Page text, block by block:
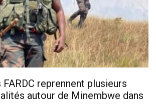
FARDC reprennent plusieurs
autour de Minembwe dans